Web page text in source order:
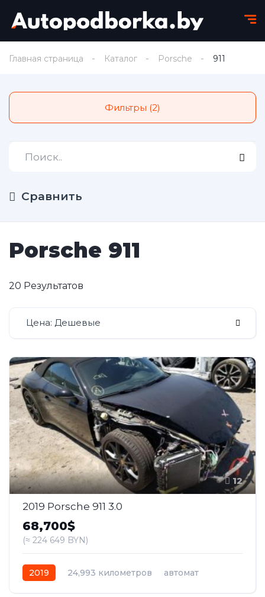
Главная страница Каталог Porsche 911
Фильтры (2)
Сравнить
Porsche 911
20 Результатов
Цена: Дешевые
12
2019 Porsche 911 3.0
68,700$
(≈ 224 649 BYN)
2019 24,993 километров
автомат